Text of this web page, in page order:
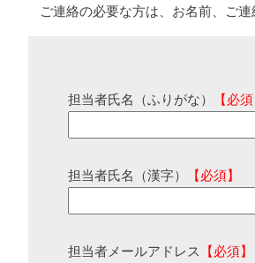
ご連絡の必要な方は、お名前、ご
担当者氏名（ふりがな） 【必須
担当者氏名（漢字） 【必須】
担当者メールアドレス 【必須】